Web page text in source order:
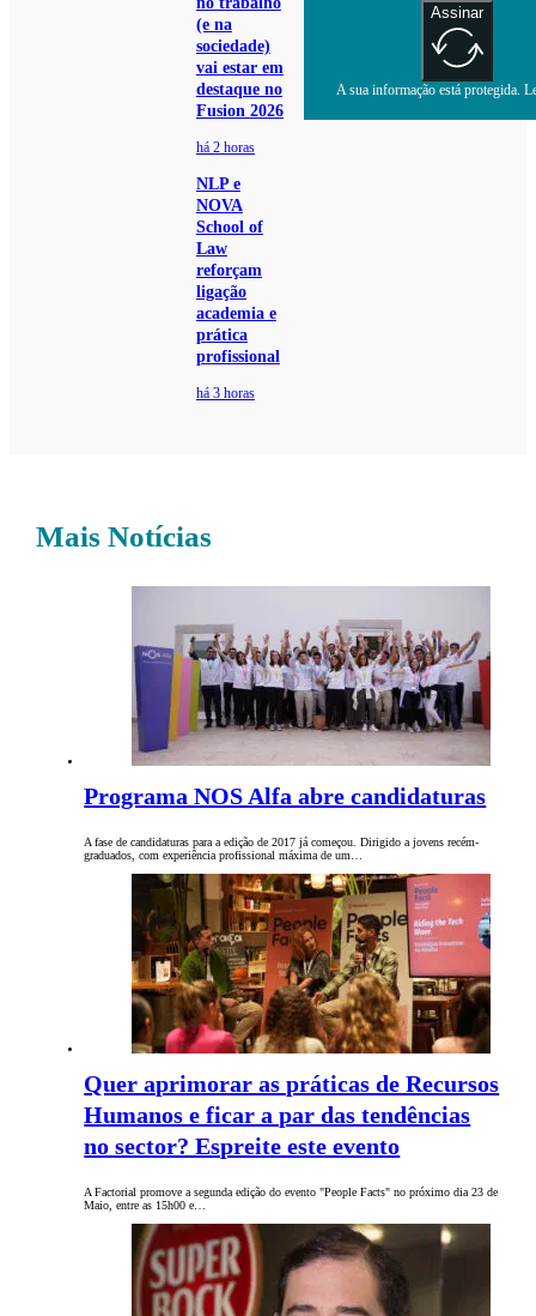
(e na
sociedade)
vai estar em
destaque no
Fusion 2026
há 2 horas
NLP e
NOVA
School of
Law
reforçam
ligação
academia e
prática
profissional
há 3 horas
Assinar
A sua informação está protegida.
Mais Notícias
Programa NOS Alfa abre candidaturas
A fase de candidaturas para a edição de 2017 já começou. Dirigido a jovens recém-
graduados, com experiência profissional máxima de um…
Quer aprimorar as práticas de Recursos
Humanos e ficar a par das tendências
no sector? Espreite este evento
A Factorial promove a segunda edição do evento "People Facts" no próximo dia 23 de
Maio, entre as 15h00 e…